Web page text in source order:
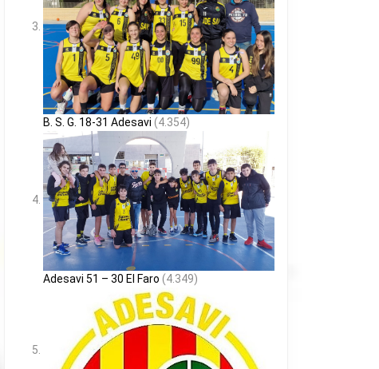
B. S. G. 18-31 Adesavi (4.354)
Adesavi 51 – 30 El Faro (4.349)